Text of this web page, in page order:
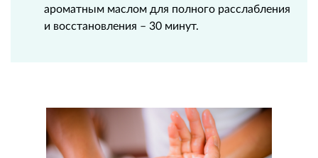
ароматным маслом для полного расслабления
и восстановления – 30 минут.